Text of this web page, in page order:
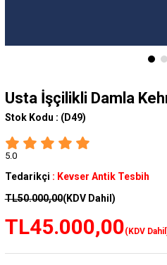
Usta İşçilikli Damla
Stok Kodu : (D49)
5.0
Tedarikçi : Kevser Antik Tesbih
TL50.000,00(KDV Dahil)
TL45.000,00(KDV